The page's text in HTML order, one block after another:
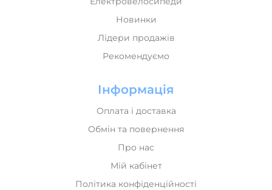
Новинки
Лідери продажів
Рекомендуємо
Інформація
Оплата і доставка
Обмін та повернення
Про нас
Мій кабінет
Політика конфіденційності